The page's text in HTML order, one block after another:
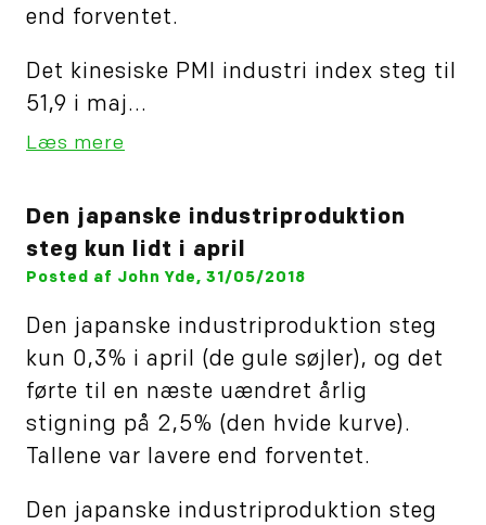
end forventet.
Det kinesiske PMI industri index steg til
51,9 i maj...
Læs mere
Den japanske industriproduktion
steg kun lidt i april
Posted af John Yde, 31/05/2018
Den japanske industriproduktion steg
kun 0,3% i april (de gule søjler), og det
førte til en næste uændret årlig
stigning på 2,5% (den hvide kurve).
Tallene var lavere end forventet.
Den japanske industriproduktion steg